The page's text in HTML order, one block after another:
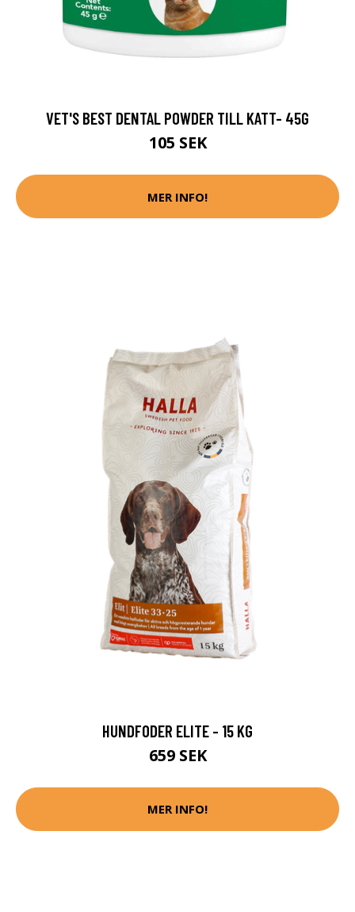
VET'S BEST DENTAL POWDER TILL KATT- 45G
105 SEK
MER INFO!
HUNDFODER ELITE - 15 KG
659 SEK
MER INFO!